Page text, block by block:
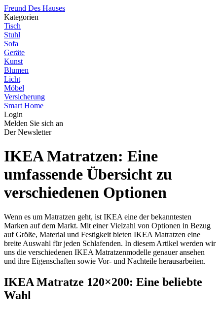
Freund Des Hauses
Kategorien
Tisch
Stuhl
Sofa
Geräte
Kunst
Blumen
Licht
Möbel
Versicherung
Smart Home
Login
Melden Sie sich an
Der Newsletter
IKEA Matratzen: Eine
umfassende Übersicht zu
verschiedenen Optionen
Wenn es um Matratzen geht, ist IKEA eine der bekanntesten
Marken auf dem Markt. Mit einer Vielzahl von Optionen in Bezug
auf Größe, Material und Festigkeit bieten IKEA Matratzen eine
breite Auswahl für jeden Schlafenden. In diesem Artikel werden wir
uns die verschiedenen IKEA Matratzenmodelle genauer ansehen
und ihre Eigenschaften sowie Vor- und Nachteile herausarbeiten.
IKEA Matratze 120×200: Eine beliebte
Wahl